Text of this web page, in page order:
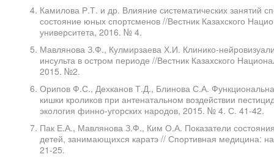
Камилова Р.Т. и др. Влияние систематических занятий
состояние юных спортсменов //Вестник Казахского
университета, 2016. № 4.
Мавлянова З.Ф., Кулмирзаева Х.И. Клинико-
инсульта в остром периоде //Вестник Казахского
2015. №2.
Орипов Ф.С., Дехканов Т.Д., Блинова С.А.
кишки кроликов при антенатальном воздействии
экология финно-угорских народов, 2015. № 4. С. 41-42.
Пак Е.А., Мавлянова З.Ф., Ким О.А. Показатели
детей, занимающихся каратэ // Спортивная медицина:
21-25.